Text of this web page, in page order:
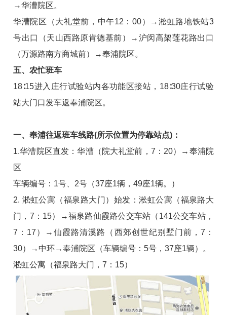
→华漕院区。
华漕院区（大礼堂前，中午12：00）→淞虹路地铁站3
号出口（天山西路原肯德基前）→沪闵高架莲花路出口
（万源路南方商城前）→奉浦院区。
五、农忙班车
18∶15进入庄行试验站内各功能区接站，18∶30庄行试验
站大门口发车返奉浦院区。
一、奉浦往返班车线路(所示位置为停靠站点)：
1.华漕院区直发：华漕（院大礼堂前，7：20）→奉浦院
区
车辆编号：1号、2号（37座1辆，49座1辆。）
2. 淞虹公寓（福泉路大门）始发：淞虹公寓（福泉路大
门，7：15）→福泉路仙霞路公交车站（141公交车站，
7：17）→仙霞路清溪路（西郊创世纪别墅门前，7：
30）→中环→奉浦院区（车辆编号：5号，37座1辆）。
淞虹公寓（福泉路大门，7：15）